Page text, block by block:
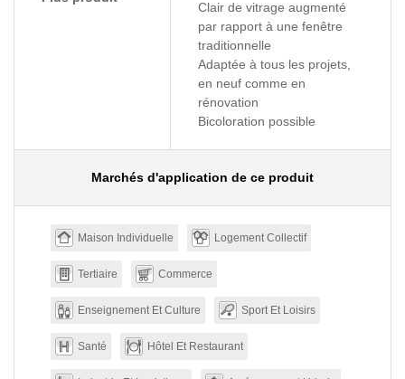
Clair de vitrage augmenté
par rapport à une fenêtre
traditionnelle
Adaptée à tous les projets,
en neuf comme en
rénovation
Bicoloration possible
Marchés d'application de ce produit
Maison Individuelle Logement Collectif
Tertiaire Commerce
Enseignement Et Culture Sport Et Loisirs
Santé Hôtel Et Restaurant